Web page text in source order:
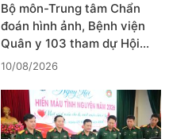
Bộ môn-Trung tâm Chẩn
đoán hình ảnh, Bệnh viện
Quân y 103 tham dự Hội…
10/08/2026